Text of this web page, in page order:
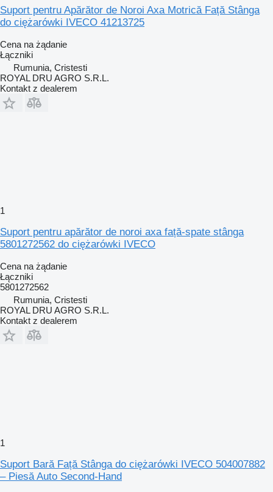
Suport pentru Apărător de Noroi Axa Motrică Față Stânga
do ciężarówki IVECO 41213725
Cena na żądanie
Łączniki
Rumunia, Cristesti
ROYAL DRU AGRO S.R.L.
Kontakt z dealerem
1
Suport pentru apărător de noroi axa față-spate stânga
5801272562 do ciężarówki IVECO
Cena na żądanie
Łączniki
5801272562
Rumunia, Cristesti
ROYAL DRU AGRO S.R.L.
Kontakt z dealerem
1
Suport Bară Față Stânga do ciężarówki IVECO 504007882
– Piesă Auto Second-Hand